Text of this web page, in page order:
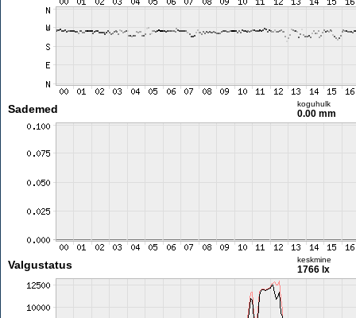
Sademed koguhulk
0.00 mm
Valgustatus keskmine
1766 lx